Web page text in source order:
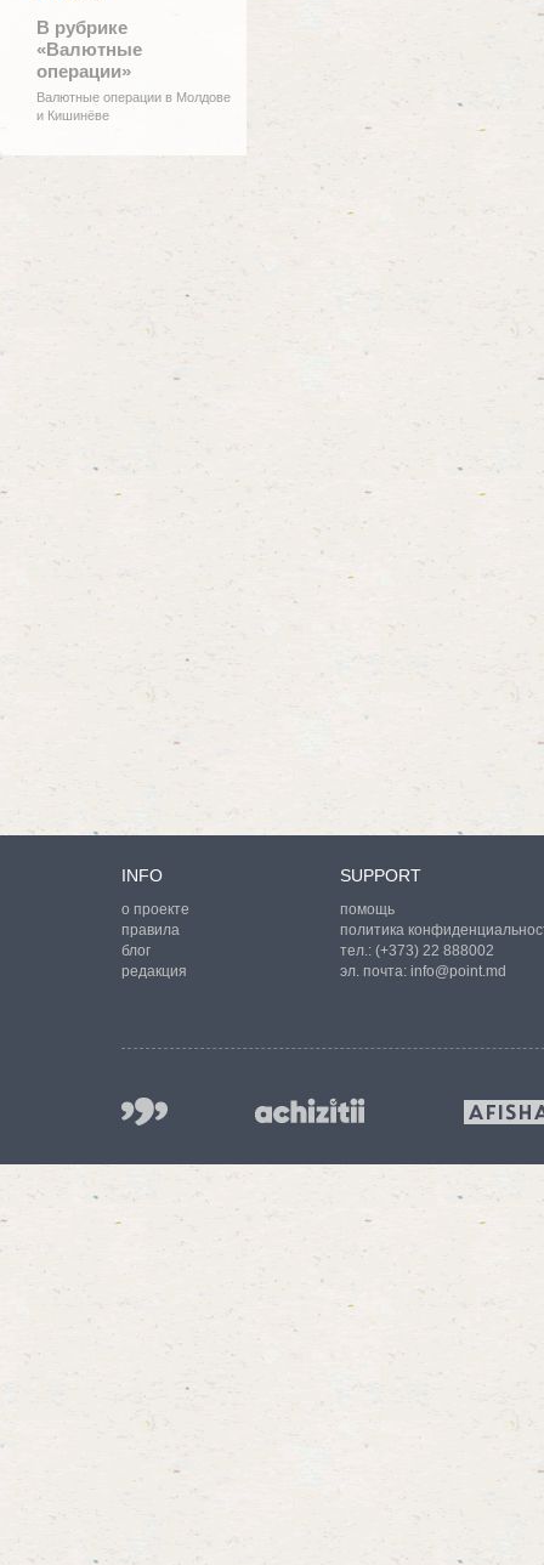
В рубрике
«Валютные
операции»
Валютные операции в Молдове
и Кишинёве
INFO
о проекте
правила
блог
редакция
SUPPORT
помощь
политика
тел.: (+373) 22 888002
эл. почта: info@point.md